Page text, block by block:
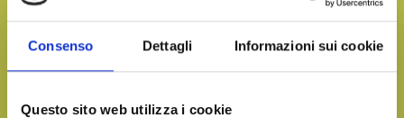
Consenso Dettagli Informazioni sui cookie
Questo sito web utilizza i cookie
Produktkatalog erhalten?